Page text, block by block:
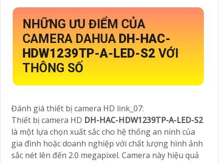
NHỮNG ƯU ĐIỂM CỦA
CAMERA DAHUA DH-HAC-
HDW1239TP-A-LED-S2 VỚI
THÔNG SỐ
Đánh giá thiết bị camera HD link_07:
Thiết bị camera HD DH-HAC-HDW1239TP-A-LED-S2
là một lựa chọn xuất sắc cho hệ thống an ninh của
gia đình hoặc doanh nghiệp với chất lượng hình ảnh
sắc nét lên đến 2.0 megapixel. Camera này hiệu quả